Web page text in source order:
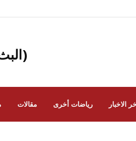
الاخبار رياضات أخرى مقالات